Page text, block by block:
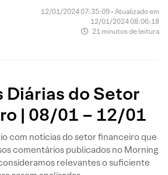
12/01/2024 07:35:09 • Atualizado em
12/01/2024 08:06:18
21 minutos de leitura
Diárias do Setor
| 08/01 – 12/01
com notícias do setor financeiro que
comentários publicados no Morning
relevantes o suficiente